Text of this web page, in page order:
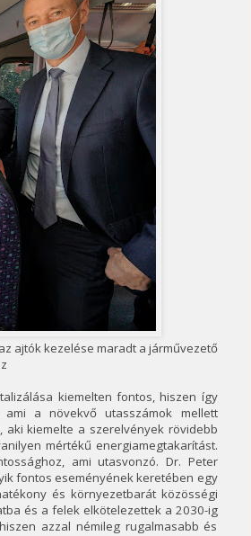
ajtók kezelése maradt a járművezető
kiemelten fontos, hiszen így
a növekvő utasszámok mellett
aki kiemelte a szerelvények rövidebb
mértékű energiamegtakarítást.
ami utasvonzó. Dr. Peter
fontos eseményének keretében egy
és környezetbarát közösségi
és a felek elkötelezettek a 2030-ig
azzal némileg rugalmasabb és